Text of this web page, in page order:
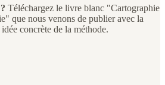
Téléchargez le livre blanc "Cartographie
que nous venons de publier avec la
concrète de la méthode.